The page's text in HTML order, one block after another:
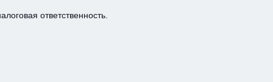
ответственность.